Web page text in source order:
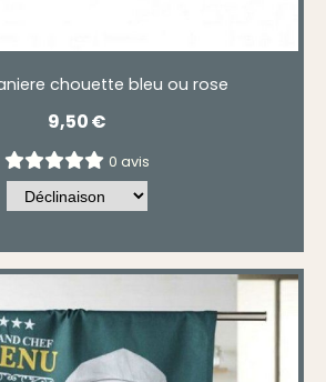
chouette bleu ou rose
9,50€
0 avis